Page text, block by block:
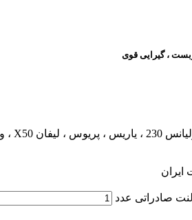
، گیرایی قوی​
ایران